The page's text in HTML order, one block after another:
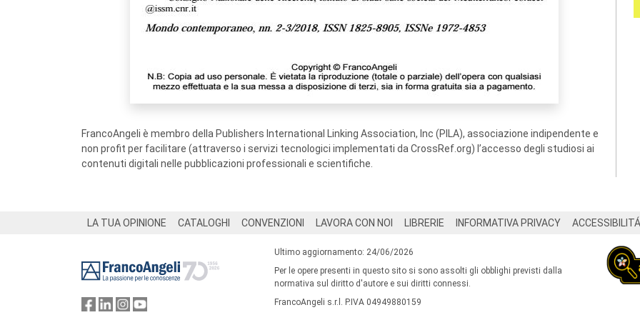
FrancoAngeli è membro della Publishers International Linking Association, Inc (PILA), associazione indipendente e
non profit per facilitare (attraverso i servizi tecnologici implementati da CrossRef.org) l’accesso degli studiosi ai
contenuti digitali nelle pubblicazioni professionali e scientifiche.
LA TUA OPINIONE CATALOGHI CONVENZIONI LAVORA CON NOI LIBRERIE INFORMATIVA PRIVACY ACCESSIBILITÁ
Ultimo aggiornamento: 24/06/2026
Per le opere presenti in questo sito si sono assolti gli obblighi previsti dalla
normativa sul diritto d'autore e sui diritti connessi.
FrancoAngeli s.r.l. P.IVA 04949880159